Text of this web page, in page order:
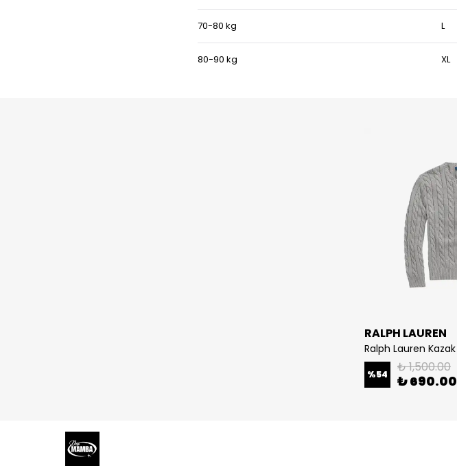
70-80 kg L
80-90 kg XL
RALPH LAUREN
Ralph Lauren Kazak
%54 ₺ 1,500.00
₺ 690.00